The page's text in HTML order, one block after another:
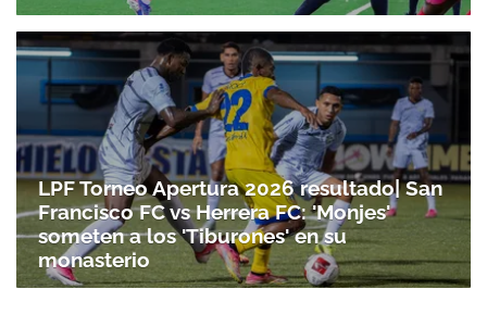
Gracias por suscribirte a nuestro boletín.
LPF Torneo Apertura 2026 resultado| San
Francisco FC vs Herrera FC: 'Monjes'
someten a los 'Tiburones' en su
monasterio